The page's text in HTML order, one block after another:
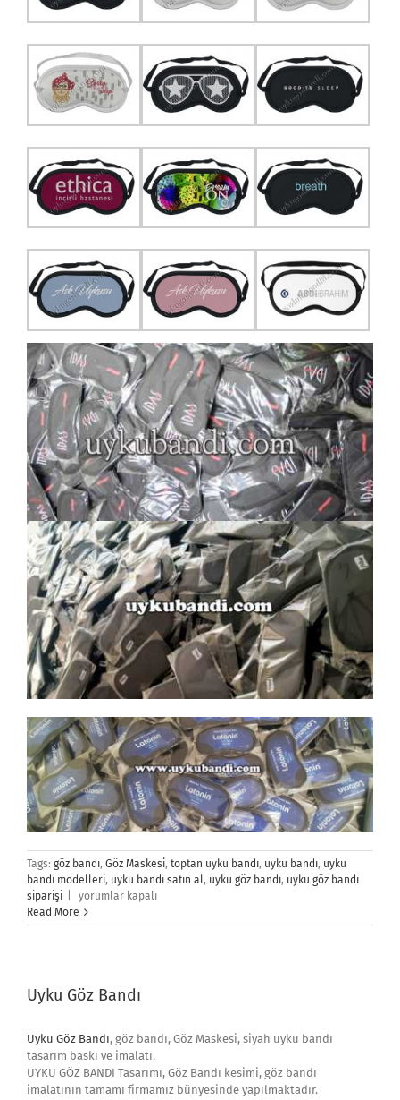
Tags: göz bandı, Göz Maskesi, toptan uyku bandı, uyku bandı, uyku
bandı modelleri, uyku bandı satın al, uyku göz bandı, uyku göz bandı
siparişi
REFERANSLAR
için
yorumlar kapalı
Read More
Uyku Göz Bandı
Uyku Göz Bandı, göz bandı, Göz Maskesi, siyah uyku bandı
tasarım baskı ve imalatı.
UYKU GÖZ BANDI Tasarımı, Göz Bandı kesimi, göz bandı
imalatının tamamı firmamız bünyesinde yapılmaktadır.